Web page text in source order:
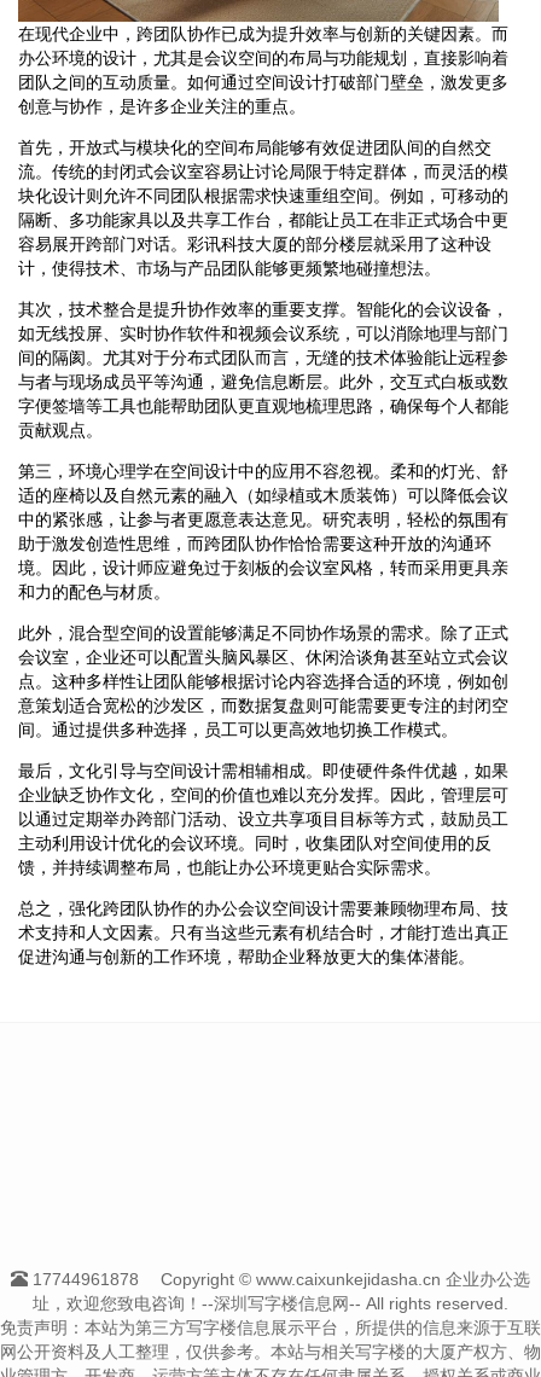
在现代企业中，跨团队协作已成为提升效率与创新的关键因素。而
办公环境的设计，尤其是会议空间的布局与功能规划，直接影响着
团队之间的互动质量。如何通过空间设计打破部门壁垒，激发更多
创意与协作，是许多企业关注的重点。
首先，开放式与模块化的空间布局能够有效促进团队间的自然交
流。传统的封闭式会议室容易让讨论局限于特定群体，而灵活的模
块化设计则允许不同团队根据需求快速重组空间。例如，可移动的
隔断、多功能家具以及共享工作台，都能让员工在非正式场合中更
容易展开跨部门对话。彩讯科技大厦的部分楼层就采用了这种设
计，使得技术、市场与产品团队能够更频繁地碰撞想法。
其次，技术整合是提升协作效率的重要支撑。智能化的会议设备，
如无线投屏、实时协作软件和视频会议系统，可以消除地理与部门
间的隔阂。尤其对于分布式团队而言，无缝的技术体验能让远程参
与者与现场成员平等沟通，避免信息断层。此外，交互式白板或数
字便签墙等工具也能帮助团队更直观地梳理思路，确保每个人都能
贡献观点。
第三，环境心理学在空间设计中的应用不容忽视。柔和的灯光、舒
适的座椅以及自然元素的融入（如绿植或木质装饰）可以降低会议
中的紧张感，让参与者更愿意表达意见。研究表明，轻松的氛围有
助于激发创造性思维，而跨团队协作恰恰需要这种开放的沟通环
境。因此，设计师应避免过于刻板的会议室风格，转而采用更具亲
和力的配色与材质。
此外，混合型空间的设置能够满足不同协作场景的需求。除了正式
会议室，企业还可以配置头脑风暴区、休闲洽谈角甚至站立式会议
点。这种多样性让团队能够根据讨论内容选择合适的环境，例如创
意策划适合宽松的沙发区，而数据复盘则可能需要更专注的封闭空
间。通过提供多种选择，员工可以更高效地切换工作模式。
最后，文化引导与空间设计需相辅相成。即使硬件条件优越，如果
企业缺乏协作文化，空间的价值也难以充分发挥。因此，管理层可
以通过定期举办跨部门活动、设立共享项目目标等方式，鼓励员工
主动利用设计优化的会议环境。同时，收集团队对空间使用的反
馈，并持续调整布局，也能让办公环境更贴合实际需求。
总之，强化跨团队协作的办公会议空间设计需要兼顾物理布局、技
术支持和人文因素。只有当这些元素有机结合时，才能打造出真正
促进沟通与创新的工作环境，帮助企业释放更大的集体潜能。
17744961878
Copyright © www.caixunkejidasha.cn 企业办公选
址，欢迎您致电咨询！--深圳写字楼信息网-- All rights reserved.
免责声明：本站为第三方写字楼信息展示平台，所提供的信息来源于互联
网公开资料及人工整理，仅供参考。本站与相关写字楼的大厦产权方、物